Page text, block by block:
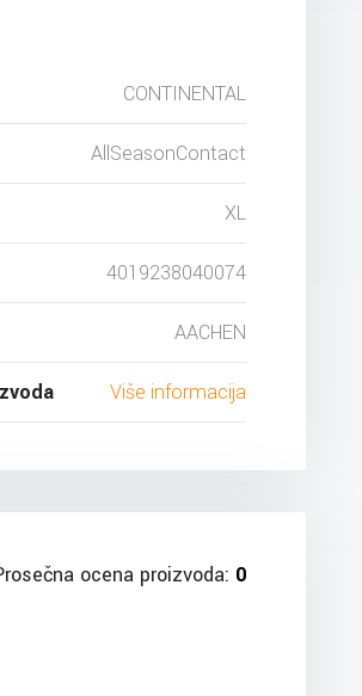
CONTINENTAL
AllSeasonContact
XL
4019238040074
AACHEN
Više informacija
ocena proizvoda: 0